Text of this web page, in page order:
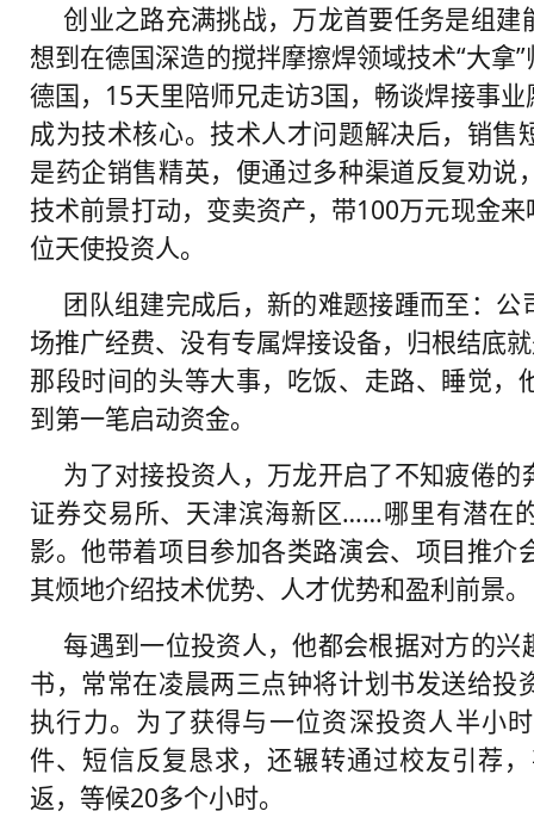
创业之路充满挑战，万龙首要任务是组
想到在德国深造的搅拌摩擦焊领域技术“大拿
德国，15天里陪师兄走访3国，畅谈焊接事
成为技术核心。技术人才问题解决后，销售
是药企销售精英，便通过多种渠道反复劝说
技术前景打动，变卖资产，带100万元现金
位天使投资人。
团队组建完成后，新的难题接踵而至：
场推广经费、没有专属焊接设备，归根结底
那段时间的头等大事，吃饭、走路、睡觉，
到第一笔启动资金。
为了对接投资人，万龙开启了不知疲倦
证券交易所、天津滨海新区……哪里有潜在
影。他带着项目参加各类路演会、项目推介
其烦地介绍技术优势、人才优势和盈利前景。
每遇到一位投资人，他都会根据对方的
书，常常在凌晨两三点钟将计划书发送给投
执行力。为了获得与一位资深投资人半小
件、短信反复恳求，还辗转通过校友引荐
返，等候20多个小时。